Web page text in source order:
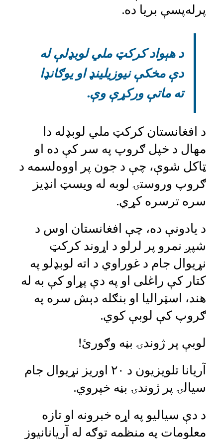
پرله‌پسې بریا ده.
د هېواد کرکټ ملي لوبډلې له
دې مخکې نیوزیلینډ او یوګانډا
ته ماتې ورکړې وې.
د افغانستان کرکټ ملي لوبډله دا
مهال د خپل ګروپ په سر کې ده او
ټاکل شوې، چې د جون پر اووه‌لسمه د
ګروپ وروستۍ لوبه له ویسټ انډیز
سره ترسره کړي.
د يادونې ده، چې افغانستان اوس د
شپږ نمرو پر لرلو د اړوند کرکټ
نړيوال جام د غوراوي د اته لوبډلو په
کتار کې راغلى او په دې پړاو کې به له
هند، اسټراليا او بنګله دېش سره په
ګروپ کې لوبې کوي.
لوبې پر ژوندۍ بڼه وګورئ!
آریانا تلویزیون د ۲۰ اوریز نړیوال جام
سیالۍ پر ژوندۍ بڼه خپروي.
د دې سیالیو په اړه خبرونه او تازه
معلومات په منظمه توګه له آریانانیوز